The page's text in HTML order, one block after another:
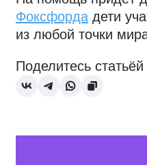
Фоксфорда дети
из любой точки
Поделитесь статьёй